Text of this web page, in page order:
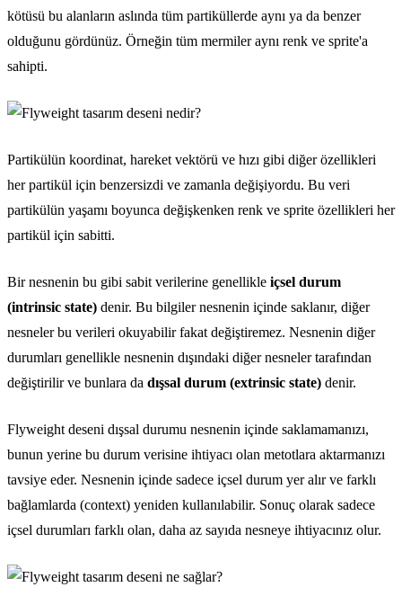
kötüsü bu alanların aslında tüm partiküllerde aynı ya da benzer
olduğunu gördünüz. Örneğin tüm mermiler aynı renk ve sprite'a
sahipti.
Partikülün koordinat, hareket vektörü ve hızı gibi diğer özellikleri
her partikül için benzersizdi ve zamanla değişiyordu. Bu veri
partikülün yaşamı boyunca değişkenken renk ve sprite özellikleri her
partikül için sabitti.
Bir nesnenin bu gibi sabit verilerine genellikle içsel durum
(intrinsic state) denir. Bu bilgiler nesnenin içinde saklanır, diğer
nesneler bu verileri okuyabilir fakat değiştiremez. Nesnenin diğer
durumları genellikle nesnenin dışındaki diğer nesneler tarafından
değiştirilir ve bunlara da dışsal durum (extrinsic state) denir.
Flyweight deseni dışsal durumu nesnenin içinde saklamamanızı,
bunun yerine bu durum verisine ihtiyacı olan metotlara aktarmanızı
tavsiye eder. Nesnenin içinde sadece içsel durum yer alır ve farklı
bağlamlarda (context) yeniden kullanılabilir. Sonuç olarak sadece
içsel durumları farklı olan, daha az sayıda nesneye ihtiyacınız olur.